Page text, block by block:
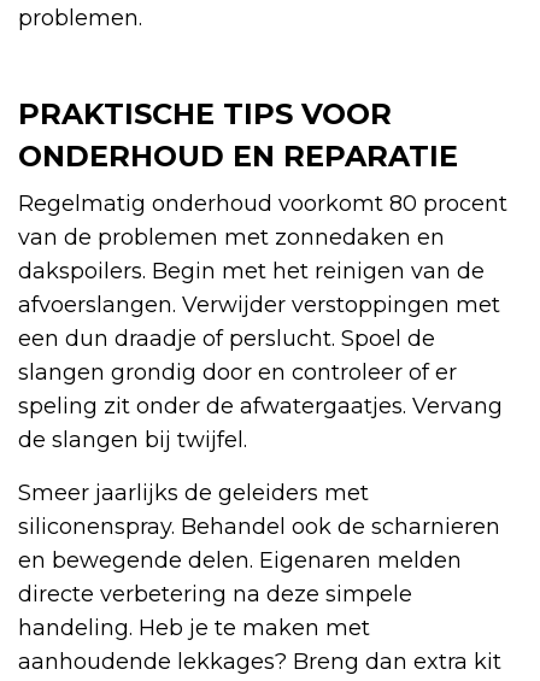
problemen.
PRAKTISCHE TIPS VOOR
ONDERHOUD EN REPARATIE
Regelmatig onderhoud voorkomt 80 procent
van de problemen met zonnedaken en
dakspoilers. Begin met het reinigen van de
afvoerslangen. Verwijder verstoppingen met
een dun draadje of perslucht. Spoel de
slangen grondig door en controleer of er
speling zit onder de afwatergaatjes. Vervang
de slangen bij twijfel.
Smeer jaarlijks de geleiders met
siliconenspray. Behandel ook de scharnieren
en bewegende delen. Eigenaren melden
directe verbetering na deze simpele
handeling. Heb je te maken met
aanhoudende lekkages? Breng dan extra kit